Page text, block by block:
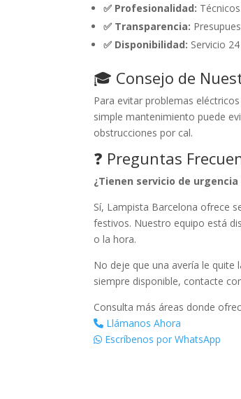
✅ Profesionalidad:
✅ Transparencia:
✅ Disponibilidad: Servicio
🎓 Consejo de
Para evitar problemas
simple mantenimiento puede
obstrucciones por cal.
❓ Preguntas
¿Tienen servicio de
Sí, Lampista Barcelona ofrece
festivos. Nuestro equipo está
o la hora.
No deje que una avería le quite
siempre disponible, contacte
Consulta más áreas donde
Llámanos Ahora
Escríbenos por WhatsApp